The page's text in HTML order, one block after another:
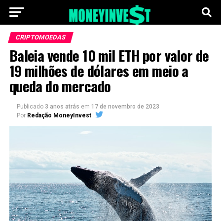
CRIPTOMOEDAS
Baleia vende 10 mil ETH por valor de
19 milhões de dólares em meio a
queda do mercado
Publicado 3 anos atrás em 17 de novembro de 2023
Por Redação MoneyInvest